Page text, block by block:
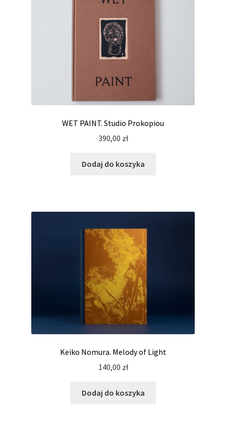
WET PAINT. Studio Prokopiou
390,00 zł
Dodaj do koszyka
Keiko Nomura. Melody of Light
140,00 zł
Dodaj do koszyka